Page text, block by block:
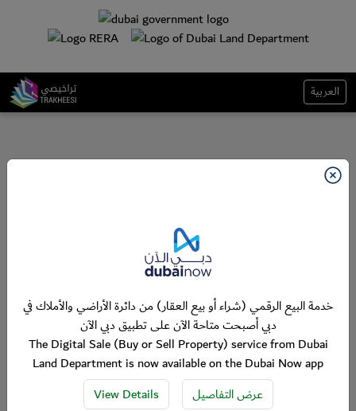
العربية
خدمة البيع الرقمي (شراء أو بيع العقار) من دائرة الأراضي والأملاك في
دبي أصبحت متاحة الآن على تطبيق دبي الآن
The Digital Sale (Buy or Sell Property) service from Dubai
Land Department is now available on the Dubai Now app
View Details
عرض التفاصيل